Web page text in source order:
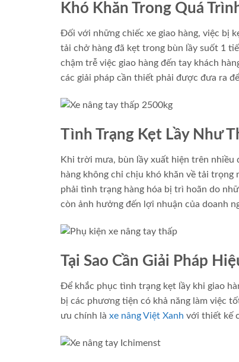
Khó Khăn Trong Quá
Đối với những chiếc xe giao hàng, việc bị
tải chở hàng đã kẹt trong bùn lầy suốt 1
chậm trễ việc giao hàng đến tay khách
các giải pháp cần thiết phải được đưa ra
Tình Trạng Kẹt Lầy Như
Khi trời mưa, bùn lầy xuất hiện trên nhiều
hàng không chỉ chịu khó khăn về tải
phải tình trạng hàng hóa bị trì hoãn do
còn ảnh hưởng đến lợi nhuận của doanh
Tại Sao Cần Giải Pháp
Để khắc phục tình trạng kẹt lầy khi giao
bị các phương tiện có khả năng làm việc
ưu chính là xe nâng Việt Xanh với thiết kế